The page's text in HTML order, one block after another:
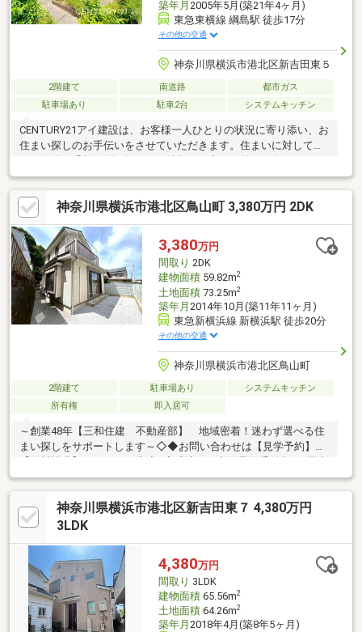
築年月 2005年5月(築21年4ヶ月)
東急東横線 綱島駅 徒歩17分
その他の交通
神奈川県横浜市港北区新吉田東５
2階建て 南道路
都市ガス
駐車場あり
駐車2台 システムキッチン
CENTURY21アイ建設は、お客様一人ひとりの状況に寄り添い、お
住まい探しのお手伝いをさせていただきます。住まいに対して求
れ。だからこそマニュアルではなく、お客様にあわせたオーダー
メイドのサポートを。物件探しからその先の新生活も、良き伴走
者として並走させていただきます。多少難しそうなご条件でも、
まずはご相談ください。グループ創業38年の経験とノウハウ・情
報量で、きっとお客様のご期待にお応えします。いちばん話しや
すいいちばん分かりやすいいちばんワクワクする不動産ネットワ
ークへCENTURY21アイ建設
神奈川県横浜市港北区鳥山町 3,380万円 2DK
3,380万円
間取り 2DK
建物面積59.82m2
土地面積73.25m2
築年月 2014年10月(築11年11ヶ月)
東急新横浜線 新横浜駅 徒歩20分
その他の交通
神奈川県横浜市港北区鳥山町
2階建て 駐車場あり
システムキッチン
所有権
即入居可
～創業48年【三和住建 不動産部】 地域密着！迷わず選べる住
まい探しをサポートします～◇◆お問い合わせは【見学予約】
では分からない光の入り方や空気の質があります■玄関の雰囲気
や室内の静けさは、現地でしか判断できません■生活導線の使い
やすさは、歩くと印象が大きく変わります■リビングの明るさ・
収納の配置・音の響き方は体感するのがおすすめです■ご希望の
宅ローンのご相談、お住替えやご売却の相談も無料で承ります■
インターネットからお気軽にお問い合わせください
神奈川県横浜市港北区新吉田東７ 4,380万円
3LDK
4,380万円
間取り 3LDK
建物面積65.56m2
土地面積64.26m2
築年月 2018年4月(築8年5ヶ月)